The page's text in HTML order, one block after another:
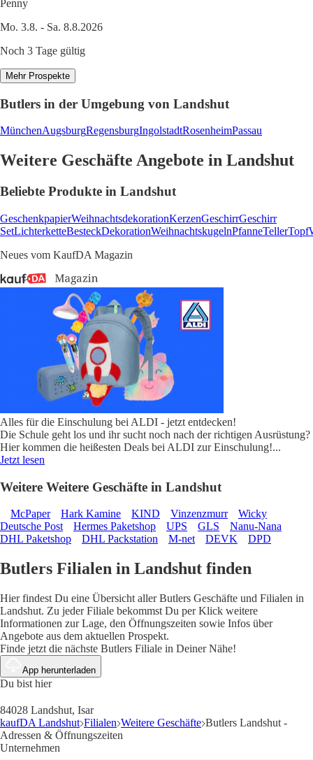
Penny
Mo. 3.8. - Sa. 8.8.2026
Noch 3 Tage gültig
Mehr Prospekte
Butlers in der Umgebung von Landshut
MünchenAugsburgRegensburgIngolstadtRosenheimPassau
Weitere Geschäfte Angebote in Landshut
Beliebte Produkte in Landshut
GeschenkpapierWeihnachtsdekorationKerzenGeschirrGeschirr
SetLichterketteBesteckDekorationWeihnachtskugelnPfanneTellerTopf
Neues vom KaufDA Magazin
Alles für die Einschulung bei ALDI - jetzt entdecken!
Die Schule geht los und ihr sucht noch nach der richtigen Ausrüstung?
Hier kommen die heißesten Deals bei ALDI zur Einschulung!...
Jetzt lesen
Weitere Weitere Geschäfte in Landshut
McPaper Hark Kamine KIND Vinzenzmurr
Wicky
Deutsche Post
Hermes Paketshop UPS GLS
Nanu-Nana
DHL Paketshop
DHL Packstation M-net DEVK DPD
Butlers Filialen in Landshut finden
Hier findest Du eine Übersicht aller Butlers Geschäfte und Filialen in
Landshut. Zu jeder Filiale bekommst Du per Klick weitere
Informationen zur Lage, den Öffnungszeiten sowie Infos über
Angebote aus dem aktuellen Prospekt.
Finde jetzt die nächste Butlers Filiale in Deiner Nähe!
App herunterladen
Du bist hier
84028 Landshut, Isar
kaufDA Landshut Filialen Weitere Geschäfte Butlers Landshut -
Adressen & Öffnungszeiten
Unternehmen